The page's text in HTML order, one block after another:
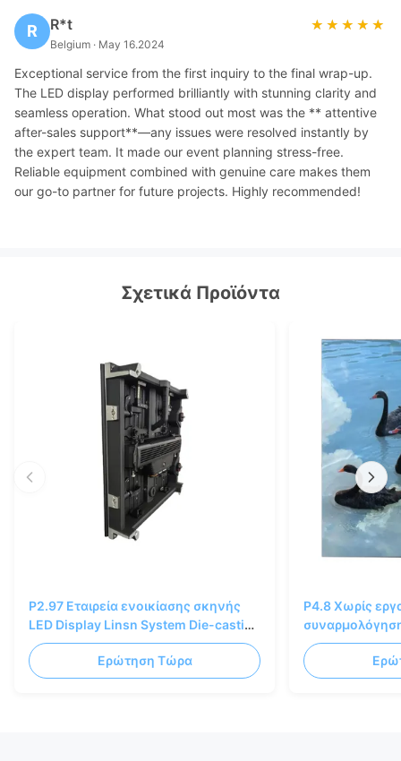
R R*t
Belgium · May 16.2024
★★★★★
★★★★★
Exceptional service from the first inquiry to the final wrap-up.
The LED display performed brilliantly with stunning clarity and
seamless operation. What stood out most was the ** attentive
after-sales support**—any issues were resolved instantly by
the expert team. It made our event planning stress-free.
Reliable equipment combined with genuine care makes them
our go-to partner for future projects. Highly recommended!
Σχετικά Προϊόντα
P2.97 Εταιρεία ενοικίασης σκηνής
LED Display Linsn System Die-casting
AL 500×500/1000mm
Ερώτηση Τώρα
P4.8 Χωρίς
οθόνης LED